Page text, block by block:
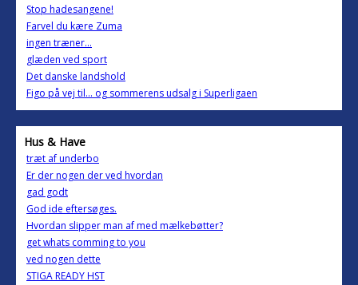
Stop hadesangene!
Farvel du kære Zuma
ingen træner...
glæden ved sport
Det danske landshold
Figo på vej til... og sommerens udsalg i Superligaen
Hus & Have
træt af underbo
Er der nogen der ved hvordan
gad godt
God ide eftersøges.
Hvordan slipper man af med mælkebøtter?
get whats comming to you
ved nogen dette
STIGA READY HST